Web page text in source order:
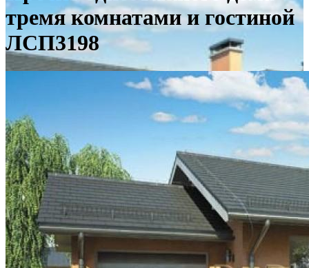
тремя комнатами и гостиной
ЛСП3198